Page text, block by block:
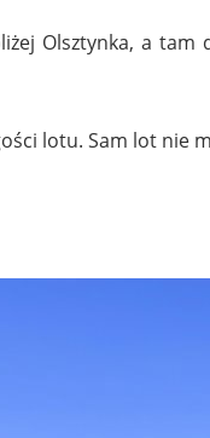
Olsztynka, a
lotu. Sam lot